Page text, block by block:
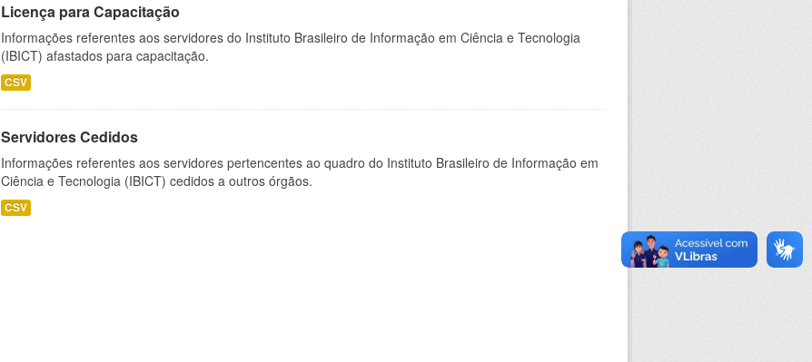
Licença para Capacitação
Informações referentes aos servidores do Instituto Brasileiro de Informação em Ciência e Tecnologia
(IBICT) afastados para capacitação.
CSV
Servidores Cedidos
Informações referentes aos servidores pertencentes ao quadro do Instituto Brasileiro de Informação em
Ciência e Tecnologia (IBICT) cedidos a outros órgãos.
CSV